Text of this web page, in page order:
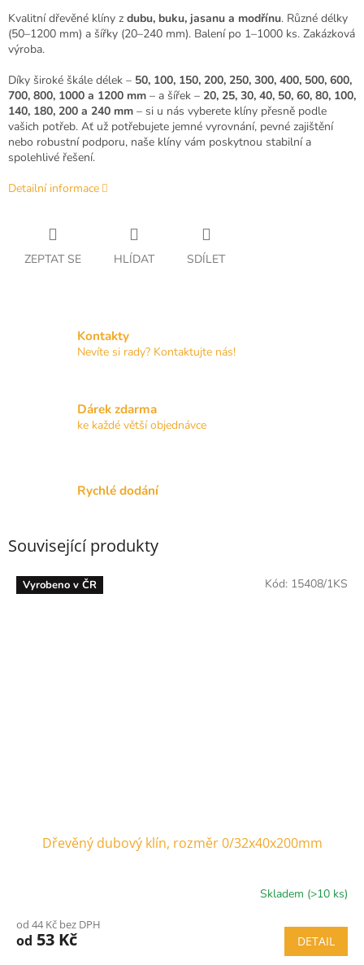
Kvalitní dřevěné klíny z dubu, buku, jasanu a modřínu. Různé délky
(50–1200 mm) a šířky (20–240 mm). Balení po 1–1000 ks. Zakázková
výroba.
Díky široké škále délek – 50, 100, 150, 200, 250, 300, 400, 500, 600,
700, 800, 1000 a 1200 mm – a šířek – 20, 25, 30, 40, 50, 60, 80, 100,
140, 180, 200 a 240 mm – si u nás vyberete klíny přesně podle
vašich potřeb. Ať už potřebujete jemné vyrovnání, pevné zajištění
nebo robustní podporu, naše klíny vám poskytnou stabilní a
spolehlivé řešení.
Detailní informace
ZEPTAT SE HLÍDAT SDÍLET
Kontakty
Nevíte si rady? Kontaktujte nás!
Dárek zdarma
ke každé větší objednávce
Rychlé dodání
Související produkty
Vyrobeno v ČR
Dřevěný dubový klín, rozměr 0/32x40x200mm
Skladem (>10 ks)
od 44 Kč bez DPH
od 53 Kč DETAIL
Kód: 15408/1KS